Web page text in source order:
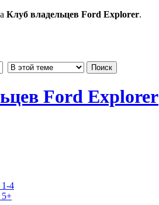
Клуб владельцев Ford Explorer.
Ford Explorer
4
5+